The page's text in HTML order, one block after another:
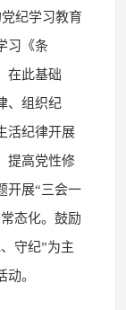
纪学习教育
习《条
在此基础
、组织纪
活纪律开展
提高党性修
开展“三会一
态化。鼓励
守纪”为主
。